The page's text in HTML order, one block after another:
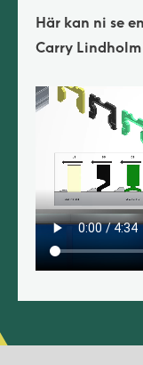
Här kan ni se
Carry